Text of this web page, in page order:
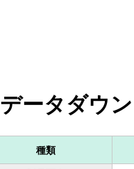
データダウ
種類